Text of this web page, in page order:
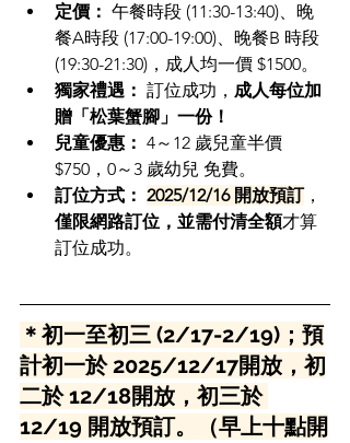
定價： 午餐時段 (11:30-13:40)、晚
餐A時段 (17:00-19:00)、晚餐B 時段
(19:30-21:30)，成人均一價 $1500。
獨家禮遇： 訂位成功， 成人每位加
贈「松葉蟹腳」一份！
兒童優惠： 4～12 歲兒童半價
$750，0～3 歲幼兒 免費。
訂位方式： 2025/12/16 開放預訂，
僅限網路訂位，並需付清全額才算
訂位成功。
＊初一至初三 (2/17-2/19)；預
計初一於 2025/12/17開放 ，初
二於 12/18開放 ，初三於
12/19 開放預訂。
（早上十點開